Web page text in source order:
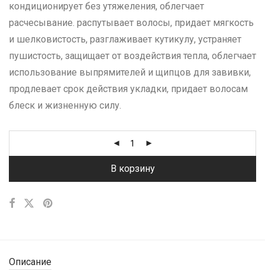
кондиционирует без утяжеления, облегчает
расчесывание. распутывает волосы, придает мягкость
и шелковистость, разглаживает кутикулу, устраняет
пушистость, защищает от воздействия тепла, облегчает
использование выпрямителей и щипцов для завивки,
продлевает срок действия укладки, придает волосам
блеск и жизненную силу.
В корзину
Описание